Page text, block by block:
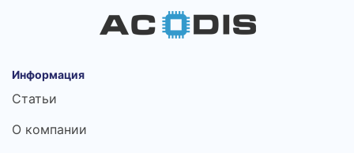
Информация
Статьи
О компании